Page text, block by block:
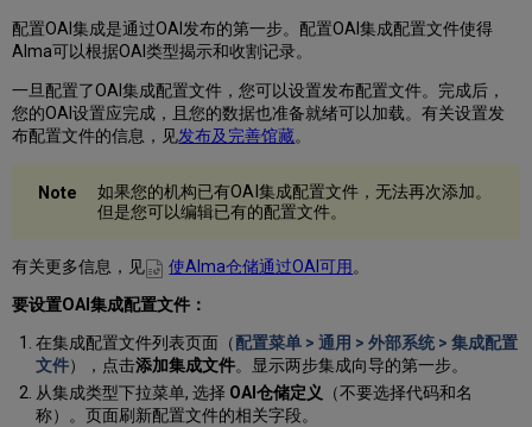
配置OAI集成是通过OAI发布的第一步。配置OAI集成配置文件使得
Alma可以根据OAI类型揭示和收割记录。
一旦配置了OAI集成配置文件，您可以设置发布配置文件。完成后，
您的OAI设置应完成，且您的数据也准备就绪可以加载。有关设置发
布配置文件的信息，见发布及完善馆藏。
如果您的机构已有OAI集成配置文件，无法再次添加。
但是您可以编辑已有的配置文件。
有关更多信息，见 使Alma仓储通过OAI可用。
要设置OAI集成配置文件：
在集成配置文件列表页面（配置菜单 > 通用 > 外部系统 > 集成配置
文件），点击添加集成文件。显示两步集成向导的第一步。
从集成类型下拉菜单, 选择 OAI仓储定义
（不要选择代码和名
称）。页面刷新配置文件的相关字段。